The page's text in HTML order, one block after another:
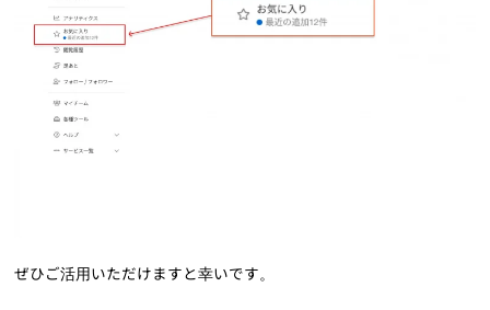
ぜひご活用いただけますと幸いです。